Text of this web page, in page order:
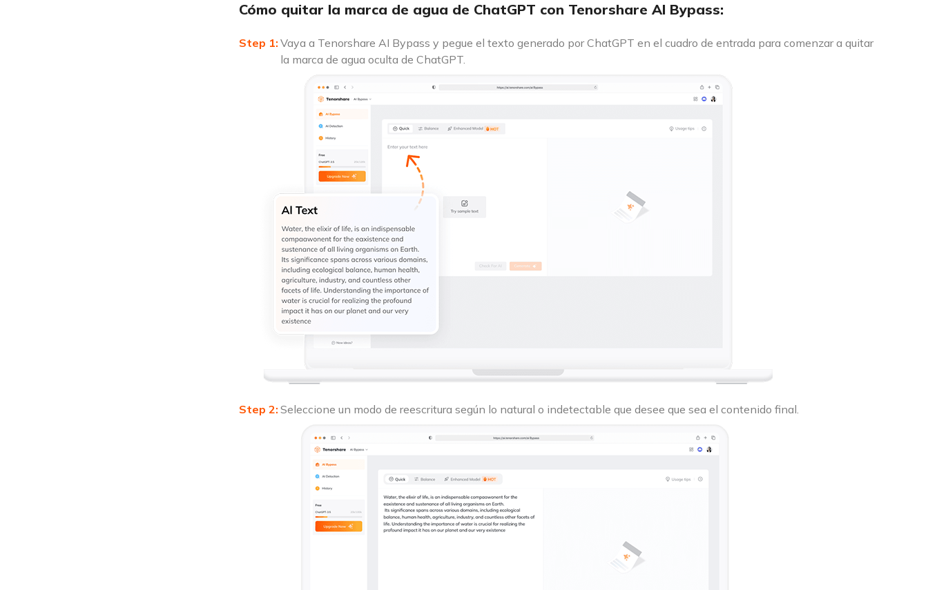
Cómo quitar la marca de agua de ChatGPT con Tenorshare AI Bypass:
Vaya a Tenorshare AI Bypass y pegue el texto generado por ChatGPT en el cuadro de entrada para comenzar a quitar
la marca de agua oculta de ChatGPT.
Seleccione un modo de reescritura según lo natural o indetectable que desee que sea el contenido final.